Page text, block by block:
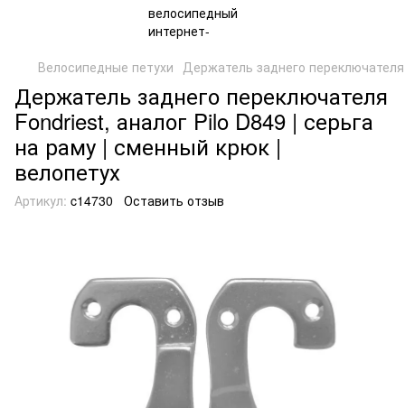
Велосипедные петухи Держатель заднего
Держатель заднего переключателя
Fondriest, аналог Pilo D849 | серьга
на раму | сменный крюк |
велопетух
Артикул: c14730 Оставить отзыв